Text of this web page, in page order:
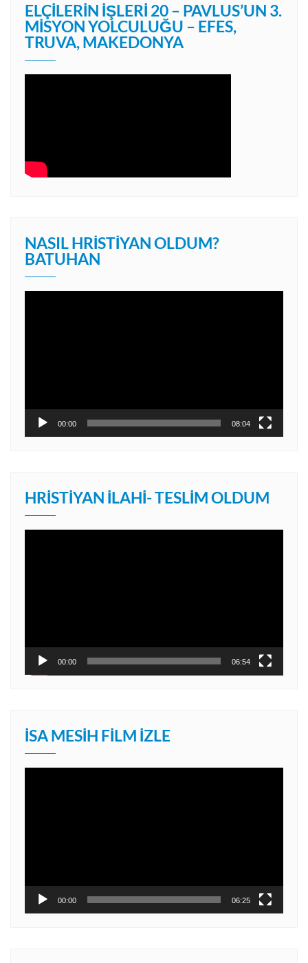
ELÇILERIN İŞLERI 20 – PAVLUS’UN 3.
MISYON YOLCULUĞU – EFES,
TRUVA, MAKEDONYA
NASIL HRISTIYAN OLDUM?
BATUHAN
00:00 08:04
HRISTIYAN İLAHI- TESLIM OLDUM
00:00 06:54
İSA MESIH FILM İZLE
00:00 06:25